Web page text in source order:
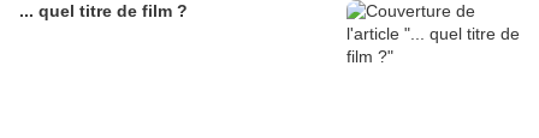
... quel titre de film ?